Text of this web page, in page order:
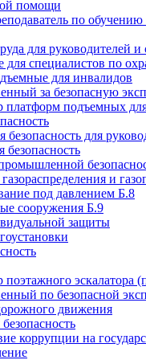
помощи
по
для руководителей и
для специалистов по
для инвалидов
за безопасную
платформ подъемных
безопасность для
и
под давлением Б.8
сооружения Б.9
защиты
поэтажного эскалатора
по безопасной
движения
коррупции на